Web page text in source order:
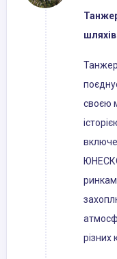
шляхів
своєю
різних